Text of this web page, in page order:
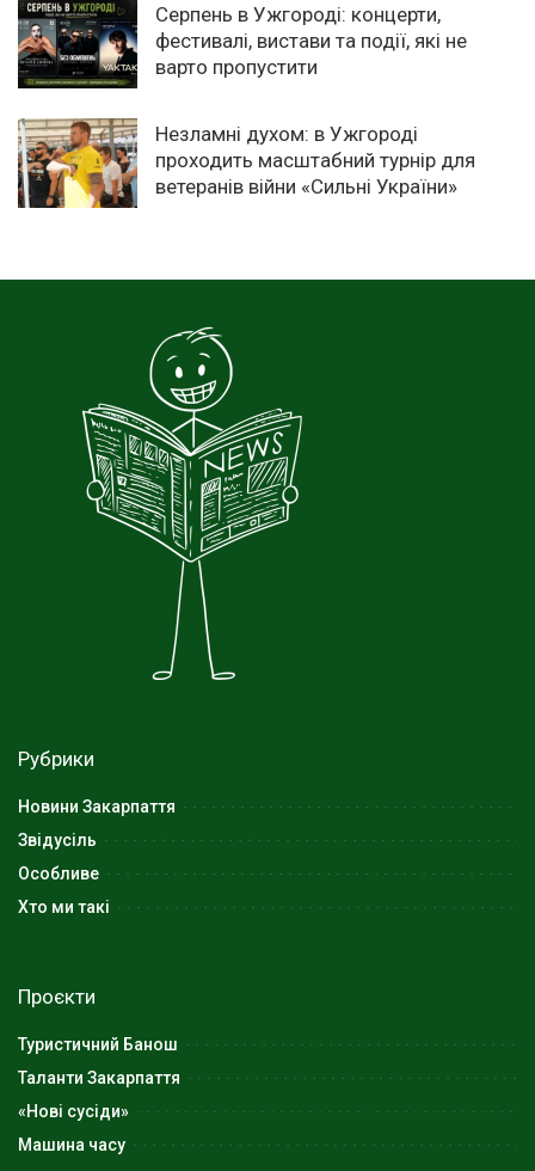
Серпень в Ужгороді: концерти,
фестивалі, вистави та події, які не
варто пропустити
Незламні духом: в Ужгороді
проходить масштабний турнір для
ветеранів війни «Сильні України»
Рубрики
Новини Закарпаття
Звідусіль
Особливе
Хто ми такі
Проєкти
Туристичний Банош
Таланти Закарпаття
«Нові сусіди»
Машина часу